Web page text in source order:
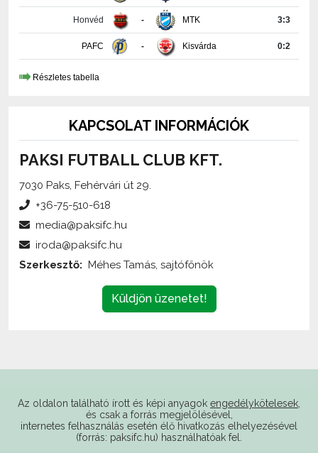
PAFC Kisvárda 0:2
Részletes tabella
PAKSI FUTBALL CLUB KFT.
7030 Paks, Fehérvári út 29.
Küldjön üzenetet!
internetes felhasználás esetén élő hivatkozás elhelyezésével
(forrás: paksifc.hu) használhatóak fel.
Támogatóink